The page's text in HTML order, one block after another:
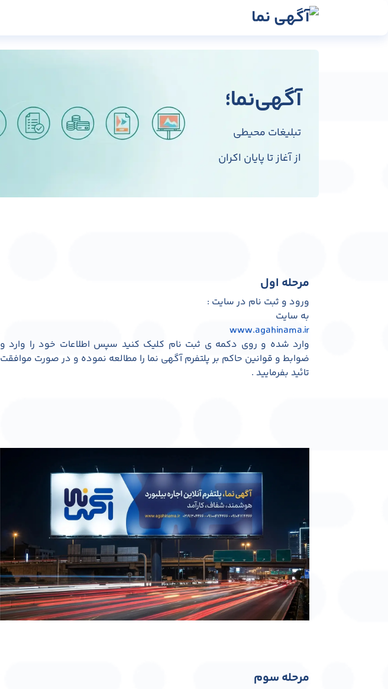
آگهی‌نما؛
تبلیغات محیطی
از آغاز تا پایان اکران
مرحله اول
ورود و ثبت نام در سایت :
به سایت
www.agahinama.ir
وارد شده و روی دکمه ی ثبت نام کلیک کنید سپس اطلاعات خود را وارد و
ضوابط و قوانین حاکم بر پلتفرم آگهی نما را مطالعه نموده و در صورت موافقت
تائید بفرمایید .
مرحله سوم